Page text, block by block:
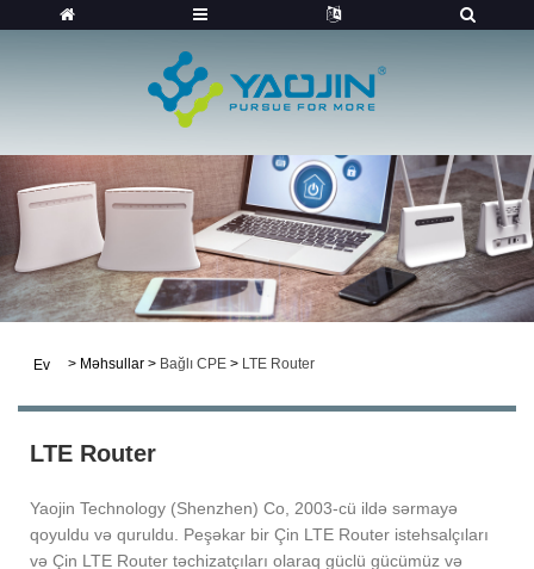
Ev > Məhsullar > Bağlı CPE > LTE Router
LTE Router
Yaojin Technology (Shenzhen) Co, 2003-cü ildə sərmayə
qoyuldu və quruldu. Peşəkar bir Çin LTE Router istehsalçıları
və Çin LTE Router təchizatçıları olaraq güclü gücümüz və